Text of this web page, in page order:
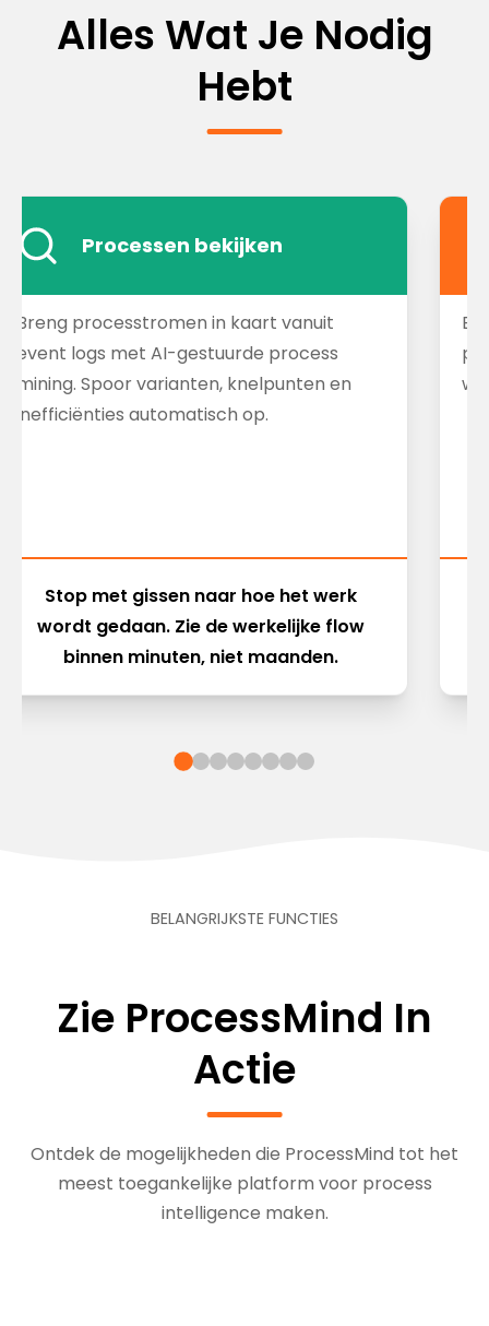
Alles Wat Je Nodig
Hebt
Processen bekijken
Breng processtromen in kaart vanuit
event logs met AI-gestuurde process
mining. Spoor varianten, knelpunten en
inefficiënties automatisch op.
Stop met gissen naar hoe het werk
wordt gedaan. Zie de werkelijke flow
binnen minuten, niet maanden.
BELANGRIJKSTE FUNCTIES
Zie ProcessMind In
Actie
Ontdek de mogelijkheden die ProcessMind tot het
meest toegankelijke platform voor process
intelligence maken.